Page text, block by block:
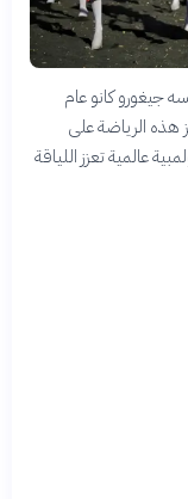
جيغورو كانو عام
هذه الرياضة على
عالمية تعزز اللياقة